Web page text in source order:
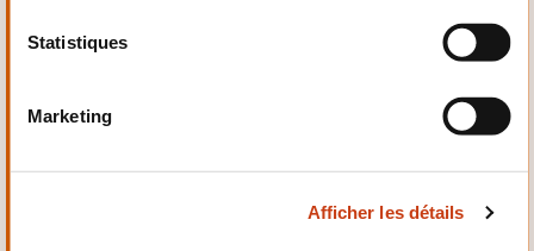
Statistiques
Marketing
Afficher les détails